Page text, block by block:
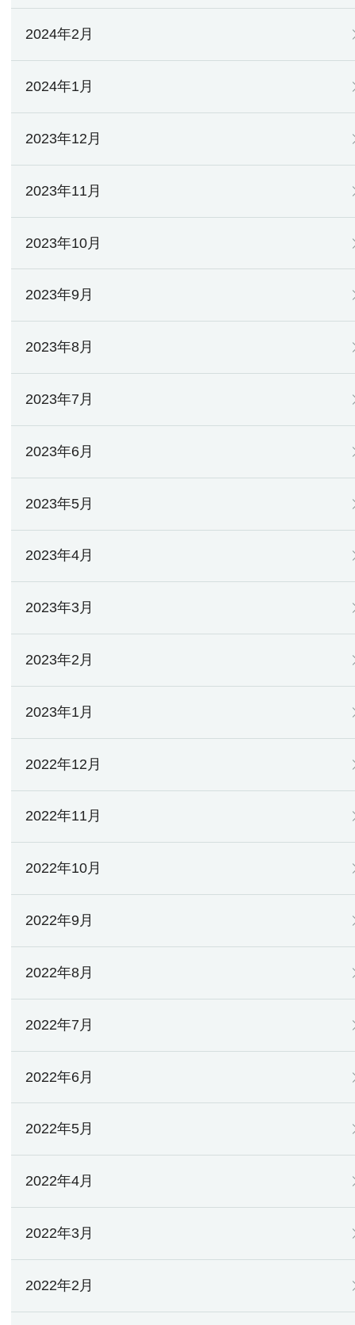
2024年2月
2024年1月
2023年12月
2023年11月
2023年10月
2023年9月
2023年8月
2023年7月
2023年6月
2023年5月
2023年4月
2023年3月
2023年2月
2023年1月
2022年12月
2022年11月
2022年10月
2022年9月
2022年8月
2022年7月
2022年6月
2022年5月
2022年4月
2022年3月
2022年2月